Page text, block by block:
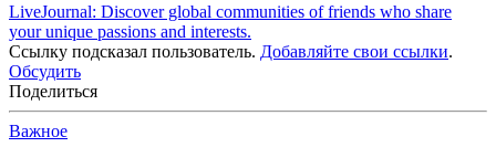
LiveJournal: Discover global communities of friends who share
your unique passions and interests.
Ссылку подсказал пользователь. Добавляйте свои ссылки.
Обсудить
Поделиться
Важное